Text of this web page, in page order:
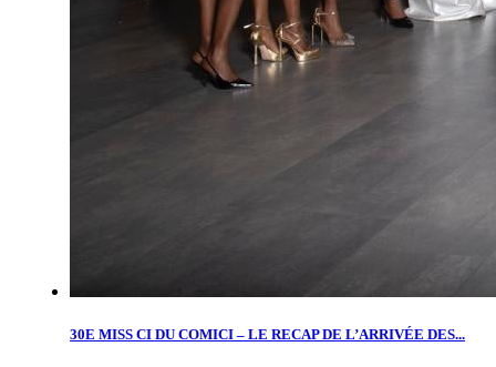
30E MISS CI DU COMICI – LE RECAP DE L’ARRIVÉE DES...